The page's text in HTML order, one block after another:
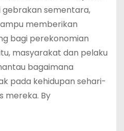
gebrakan sementara,
memberikan
bagi perekonomian
masyarakat dan pelaku
bagaimana
pada kehidupan sehari-
mereka. By